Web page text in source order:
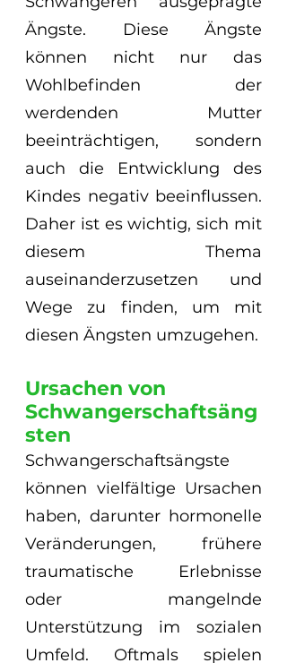
Ängste. Diese Ängste
können nicht nur das
Wohlbefinden der
werdenden Mutter
beeinträchtigen, sondern
auch die Entwicklung des
Kindes negativ beeinflussen.
Daher ist es wichtig, sich mit
diesem Thema
auseinanderzusetzen und
Wege zu finden, um mit
diesen Ängsten umzugehen.
Ursachen von
Schwangerschaftsäng
sten
Schwangerschaftsängste
können vielfältige Ursachen
haben, darunter hormonelle
Veränderungen, frühere
traumatische Erlebnisse
oder mangelnde
Unterstützung im sozialen
Umfeld. Oftmals spielen